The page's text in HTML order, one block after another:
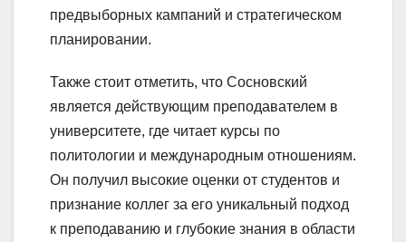
предвыборных кампаний и стратегическом
планировании.
Также стоит отметить, что Сосновский
является действующим преподавателем в
университете, где читает курсы по
политологии и международным отношениям.
Он получил высокие оценки от студентов и
признание коллег за его уникальный подход
к преподаванию и глубокие знания в области